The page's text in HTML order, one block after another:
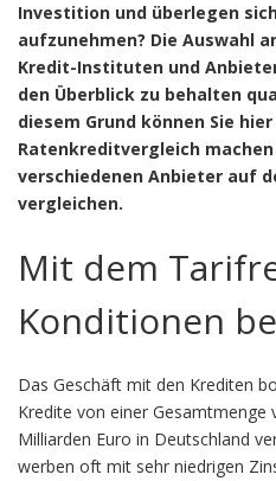
Investition und überlegen
aufzunehmen? Die Auswahl
Kredit-Instituten und
den Überblick zu behalten
diesem Grund können Sie
Ratenkreditvergleich machen
verschiedenen Anbieter auf
vergleichen.
Mit dem
Konditionen
Das Geschäft mit den Krediten
Kredite von einer Gesamtmenge
Milliarden Euro in Deutschland
werben oft mit sehr niedrigen